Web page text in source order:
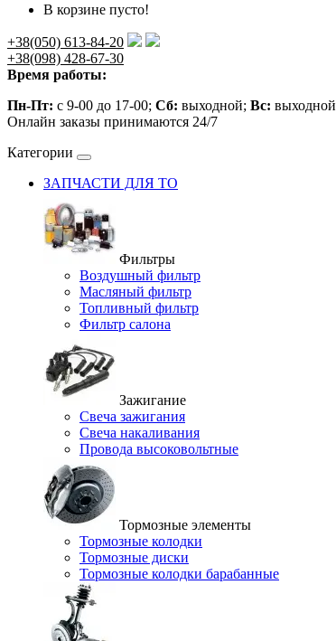
В корзине пусто!
+38(050) 613-84-20
+38(098) 428-67-30
Время работы:
Пн-Пт: с 9-00 до 17-00; Сб: выходной; Вс: выходной
Онлайн заказы принимаются 24/7
Категории
ЗАПЧАСТИ ДЛЯ ТО
Фильтры
Воздушный фильтр
Масляный фильтр
Топливный фильтр
Фильтр салона
Зажигание
Свеча зажигания
Свеча накаливания
Провода высоковольтные
Тормозные элементы
Тормозные колодки
Тормозные диски
Тормозные колодки барабанные